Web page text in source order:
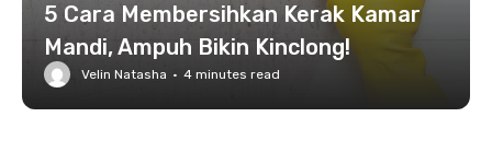
5 Cara Membersihkan Kerak Kamar
Mandi, Ampuh Bikin Kinclong!
Velin Natasha · 4 minutes read